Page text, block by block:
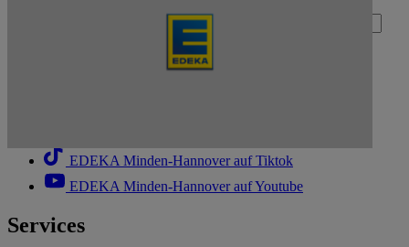
Deine E-Mail-Adresse (Pflichtfeld)
EDEKA Minden-Hannover auf Tiktok
EDEKA Minden-Hannover auf Youtube
Services